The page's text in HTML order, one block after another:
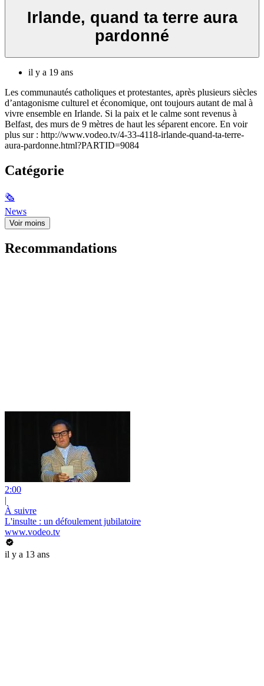
Irlande, quand ta terre aura
pardonné
il y a 19 ans
Les communautés catholiques et protestantes, après plusieurs siècles
d’antagonisme culturel et économique, ont toujours autant de mal à
vivre ensemble en Irlande. Si la paix et le calme sont revenus à
Belfast, des murs de 9 mètres de haut les séparent encore. En voir
plus sur : http://www.vodeo.tv/4-33-4118-irlande-quand-ta-terre-
aura-pardonne.html?PARTID=9084
Catégorie
🗞
News
Voir moins
Recommandations
2:00
|
À suivre
L'insulte : un défoulement jubilatoire
www.vodeo.tv
il y a 13 ans